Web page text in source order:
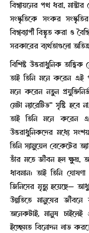
বিশ্বায়নের পথ ধরা,
সংস্কৃতিকে সংকর
বিশ্বব্যাপী বিস্তৃত করা ও
সরকারের ব্যর্থতাগুলো
বিশিষ্ট উত্তরাধুনিক
তাই তিনি মনে করেন এই
মনে করেন নতুন
মেটা ন্যারেটিভ” সৃষ্টি হবে
তাই তিনি মনে করেন
উত্তরাধুনিকদের মধ্যে
তিনি স্যামুয়েল বেকেটের
তাঁর মতে জীবন হল ক্ষুদ্র,
ধাবমান। তাই তিনি
জিনিসের মৃত্যু হয়েছে—
উন্নতিতে মানুষের
অনেকটাই, মানুষ
ইচ্ছেমত বিনোদন লাভ